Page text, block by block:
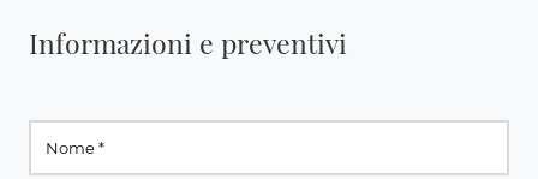
Informazioni e preventivi